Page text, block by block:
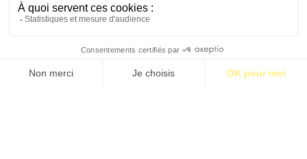
Contact Qui sommes-nous ?
2026 © BASTILLE MEDIA |Mentions légales |Politique de confidentialité
S’abonner pour 1€ S’abonner